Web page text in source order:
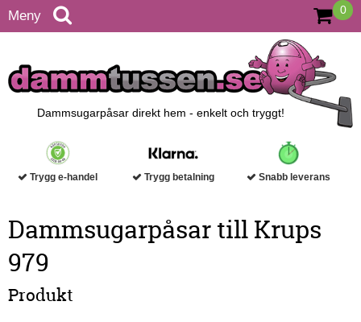
Meny 0
Dammsugarpåsar direkt hem - enkelt och tryggt!
Trygg e-handel Trygg betalning Snabb leverans
Dammsugarpåsar till Krups
979
Produkt